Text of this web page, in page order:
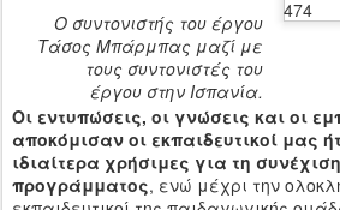
Ο συντονιστής του έργου
Τάσος Μπάρμπας μαζί με
τους συντονιστές του
έργου στην Ισπανία.
Οι εντυπώσεις, οι γνώσεις και οι
αποκόμισαν οι εκπαιδευτικοί μας
ιδιαίτερα χρήσιμες για τη
προγράμματος, ενώ μέχρι την